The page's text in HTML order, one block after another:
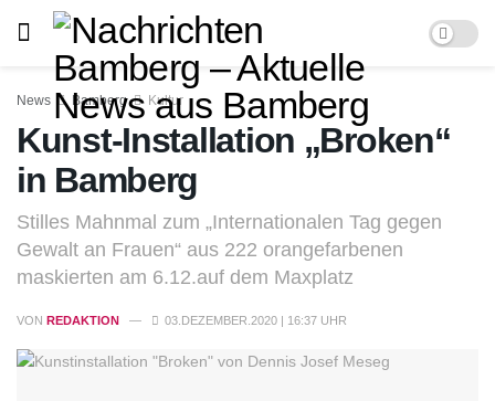
News Bamberg Kultur
Kunst-Installation „Broken“
in Bamberg
Stilles Mahnmal zum „Internationalen Tag gegen
Gewalt an Frauen“ aus 222 orangefarbenen
maskierten am 6.12.auf dem Maxplatz
VON REDAKTION 03.DEZEMBER.2020 | 16:37 UHR